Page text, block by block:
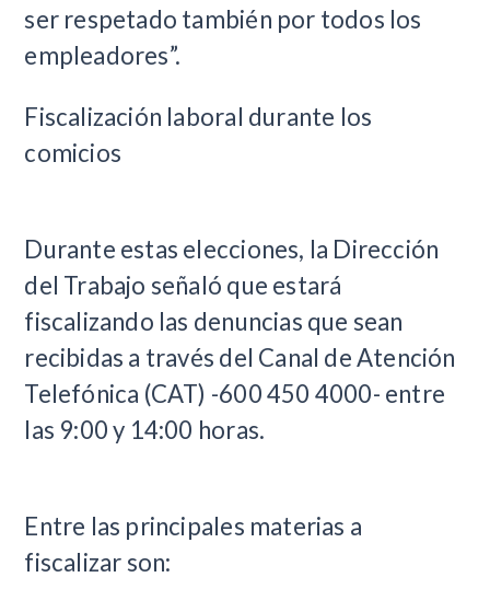
ser respetado también por todos los
empleadores”.
Fiscalización laboral durante los
comicios
Durante estas elecciones, la Dirección
del Trabajo señaló que estará
fiscalizando las denuncias que sean
recibidas a través del Canal de Atención
Telefónica (CAT) -600 450 4000- entre
las 9:00 y 14:00 horas.
Entre las principales materias a
fiscalizar son: